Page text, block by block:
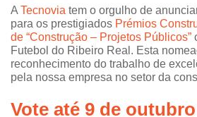
A Tecnovia tem o orgulho de
para os prestigiados Prémios
de “Construção – Projetos Públicos”
Futebol do Ribeiro Real. Esta
reconhecimento do trabalho de
pela nossa empresa no setor da
Vote até 9 de outubro